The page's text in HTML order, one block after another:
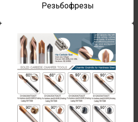
Резьбофрезы